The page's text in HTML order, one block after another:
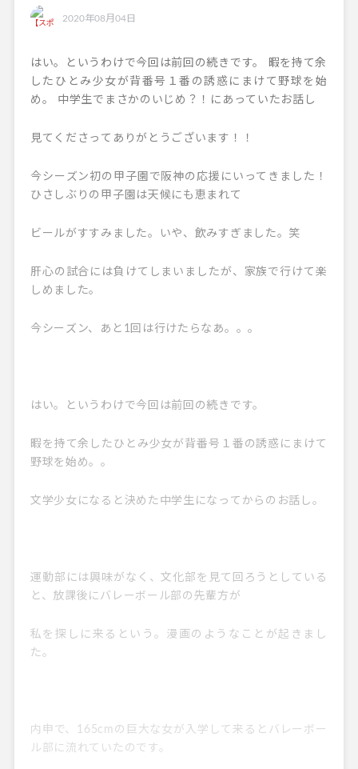
2020年08月04日
はい。というわけで今回は前回の続きです。 暇を持て余
したひとみ少女が背番号１番の誘惑にまけて野球を始
め。 中学生でまさかのいじめ？！にあっていたお話し
見てくださってありがとうございます！！
今シーズン初の甲子園で阪神の応援にいってきました！
ひさしぶりの甲子園は天候にも恵まれて
ビールがすすみました。いや、飲みすぎました。笑
肝心の試合には負けてしまいましたが、家族で行けて楽
しめました。
今シーズン、あと1回は行けたらなあ。。。
はい。というわけで今回は前回の続きです。
暇を持て余したひとみ少女が背番号１番の誘惑にまけて
野球を始め。。
文学少女になると決めた中学生になってからのお話し。
運動部には興味がなく、文化部を見て回ろうとしている
と、放課後にバレーボール部の先輩方が
私を探しに来るという。漫画のようなことが起きまし
た。
内申で、165cmの巨大な女が入学して来るとバレーボー
ル部に流れていたのです。